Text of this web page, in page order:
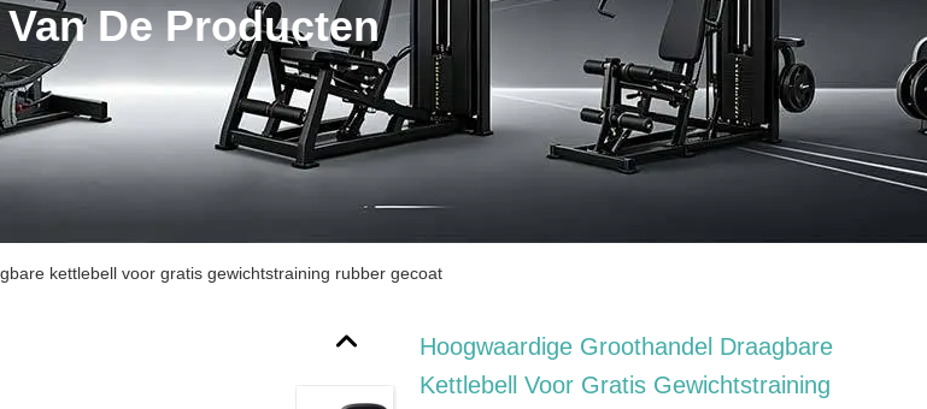
De Producten
kettlebell voor gratis gewichtstraining rubber gecoat
Hoogwaardige Groothandel Draagbare
Kettlebell Voor Gratis Gewichtstraining